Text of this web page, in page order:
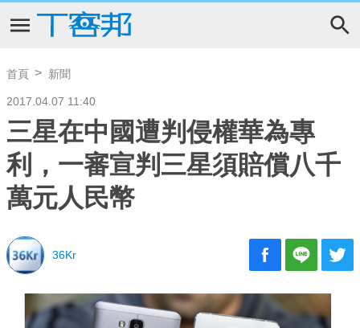
首頁 新聞
2017.04.07 11:40
三星在中國遭判侵權華為專
利，一審宣判三星須賠償八千
萬元人民幣
36Kr